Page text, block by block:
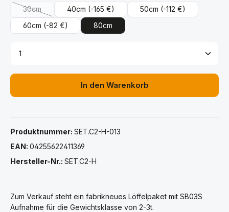
30cm
(Diese Option ist zurzeit nicht verfügbar.)
40cm (-165 €) 50cm (-112 €)
60cm (-82 €) 80cm
Produkt Anzahl: Gib den gewünschten Wert ein
In den Warenkorb
Produktnummer: SET.C2-H-013
EAN: 04255622411369
Hersteller-Nr.: SET.C2-H
Zum Verkauf steht ein fabrikneues Löffelpaket mit SB03S
Aufnahme für die Gewichtsklasse von 2-3t.